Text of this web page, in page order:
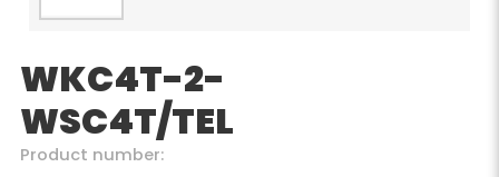
WKC4T-2-
WSC4T/TEL
Product number: